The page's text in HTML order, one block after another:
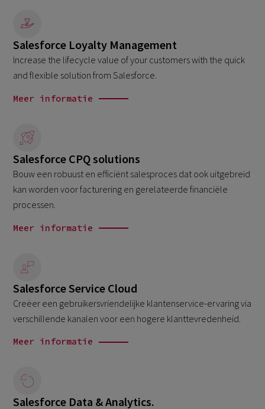
Salesforce Loyalty Management
Increase the lifecycle value of your customers with the quick
and flexible solution from Salesforce.
Meer informatie
Salesforce CPQ solutions
Bouw een robuust en efficiënt salesproces dat ook uitgebreid
kan worden voor facturering en gerelateerde financiële
processen.
Meer informatie
Salesforce Service Cloud
Creëer een gebruikersvriendelijke klantenservice-ervaring via
verschillende kanalen voor een hogere klanttevredenheid.
Meer informatie
Salesforce Data & Analytics.